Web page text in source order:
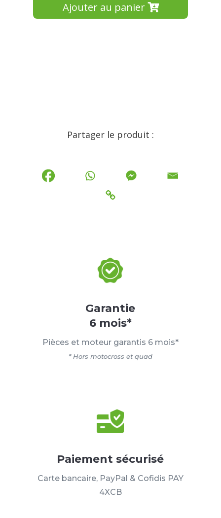
Ajouter au panier
Partager le produit :
Garantie
6 mois*
Pièces et moteur garantis 6 mois*
* Hors motocross et quad
Paiement sécurisé
Carte bancaire, PayPal & Cofidis PAY
4XCB